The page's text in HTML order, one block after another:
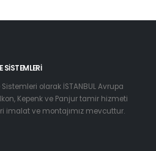
SISTEMLERI
olarak İSTANBUL Avrupa
Kepenk ve Panjur tamir hizmeti
imalat ve montajımız mevcuttur.